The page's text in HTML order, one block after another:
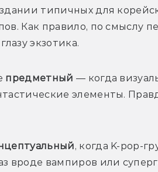
типичных для
Как правило, по смыслу
экзотика.
предметный — когда
элементы.
, когда K-pop-
вроде вампиров или